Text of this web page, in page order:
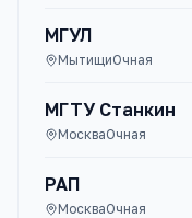
МГУЛ
МытищиОчная
МГТУ Станкин
МоскваОчная
РАП
МоскваОчная